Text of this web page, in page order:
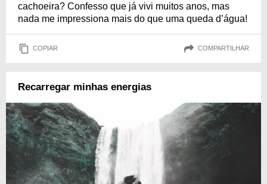
cachoeira? Confesso que já vivi muitos anos, mas
nada me impressiona mais do que uma queda d’água!
COPIAR COMPARTILHAR
Recarregar minhas energias